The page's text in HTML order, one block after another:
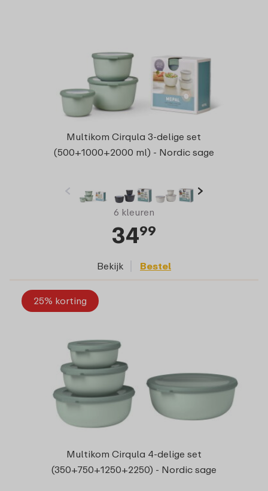
Multikom Cirqula 3-delige set
(500+1000+2000 ml) - Nordic sage
6 kleuren
3499
Bekijk Bestel
25% korting
Multikom Cirqula 4-delige set
(350+750+1250+2250) - Nordic sage